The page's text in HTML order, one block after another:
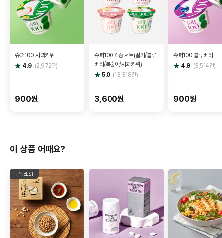
슈퍼100 사과키위
별
점
4.9 (2,972건)
900원
슈퍼100 4종 세트(딸기/블루
베리/복숭아/사과키위)
별
점
5.0 (13,318건)
3,600원
슈퍼100 블루베리
별
점
4.9 (3,514건)
900원
이 상품 어때요?
구독BEST